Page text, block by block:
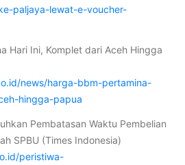
paljaya-lewat-e-voucher-
Hari Ini, Komplet dari Aceh Hingga
news/harga-bbm-pertamina-
hingga-papua
Pembatasan Waktu Pembelian
SPBU (Times Indonesia)
peristiwa-